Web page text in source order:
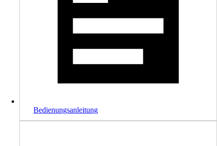
Bedienungsanleitung